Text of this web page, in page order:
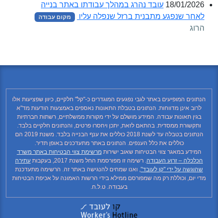
18/01/2026 עובד נהרג במהלך עבודתו באתר בנייה
לאחר שנפגע מתבנית ברזל שנפלה עליו
מקום עבודה
הרוג
הנתונים המופיעים באתר לגבי נפגעים המוגדרים כ-"קל" חלקיים, כיוון שפציעות אלו
לרוב אינן מדווחות. הנתונים בטבלת התאונות נאספים באמצעות הודעות מד"א
בגין תאונות עבודה. המידע מושלם על ידי מקורות ממשלתיים, רשתות חברתיות
ותקשורת ממסדית. בהתאם לזאת, יתכן ויחסרו פרטים, והנתונים חלקיים בלבד.
הנתונים בטבלה עד לשנת 2018 כוללים את ענף הבנייה בלבד. משנת 2019 הם
כוללים את כלל הענפים. הנתונים באתר מתעדכנים באופן תדיר.
המידע במאגר צווי הבטיחות שאוב ישירותמרשימת צווי הבטיחות באתר משרד
הכלכלה – זרוע העבודה. רשימה זו מפורסמת החל משנת 2017, בעקבות
עתירה
שהוגשה על ידי "קו לעובד", ואנו שמחים להנגישה באתר זה. הרשימה מתעדכנת
מדי יום, וכוללת רק מה שמפורסם ממילא בידי הרשות האמונה על אכיפת הבטיחות
בעבודה. ט.ל.ח.